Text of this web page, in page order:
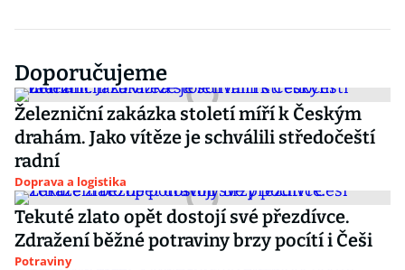
Doporučujeme
Železniční zakázka století míří k Českým
drahám. Jako vítěze je schválili středočeští
radní
Doprava a logistika
Tekuté zlato opět dostojí své přezdívce.
Zdražení běžné potraviny brzy pocítí i Češi
Potraviny